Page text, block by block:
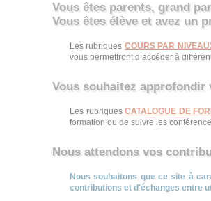
Vous êtes parents, grand
Vous êtes élève et avez un
Les rubriques COURS PAR
vous permettront d’accéder à
Vous souhaitez approfondir
Les rubriquesCATALOGUE DE
formation ou de suivre les
Nous attendons vos
Nous souhaitons que ce site à
contributions et d'échanges entre